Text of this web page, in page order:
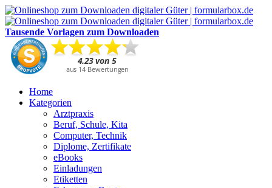
Tausende Vorlagen zum Downloaden
Home
Kategorien
Arztpraxis
Beruf, Schule, Kita
Computer, Technik
Diplome, Zertifikate
eBooks
Einladungen
Etiketten